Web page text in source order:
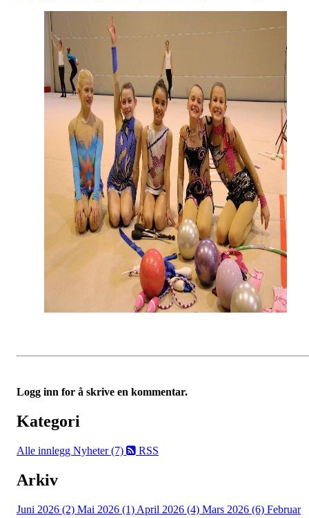
Logg inn for å skrive en kommentar.
Kategori
Alle innlegg Nyheter (7) RSS
Arkiv
Juni 2026 (2) Mai 2026 (1) April 2026 (4) Mars 2026 (6) Februar